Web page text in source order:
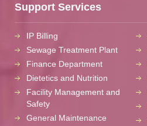
Support Services
IP Billing
Sewage Treatment Plant
Finance Department
Dietetics and Nutrition
Facility Management and
Safety
General Maintenance